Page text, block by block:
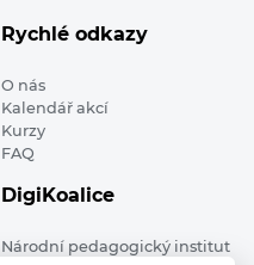
Rychlé odkazy
O nás
Kalendář akcí
Kurzy
FAQ
DigiKoalice
Národní pedagogický institut